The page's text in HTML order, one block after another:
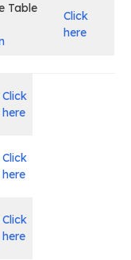
Table
Click
here
Click
here
Click
here
Click
here